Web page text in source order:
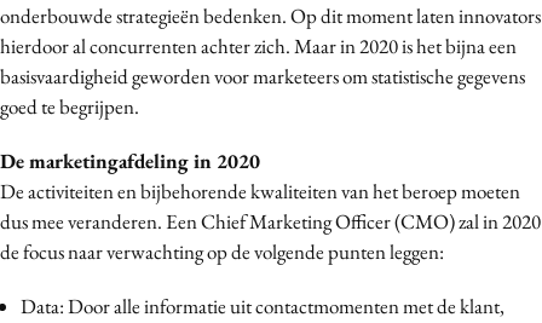
onderbouwde strategieën bedenken. Op dit moment laten innovators
hierdoor al concurrenten achter zich. Maar in 2020 is het bijna een
basisvaardigheid geworden voor marketeers om statistische gegevens
goed te begrijpen.
De marketingafdeling in 2020
De activiteiten en bijbehorende kwaliteiten van het beroep moeten
dus mee veranderen. Een Chief Marketing Officer (CMO) zal in 2020
de focus naar verwachting op de volgende punten leggen:
Data: Door alle informatie uit contactmomenten met de klant,